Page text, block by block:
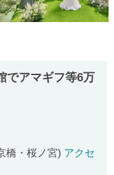
でアマギフ等6万
橋・桜ノ宮) アクセ